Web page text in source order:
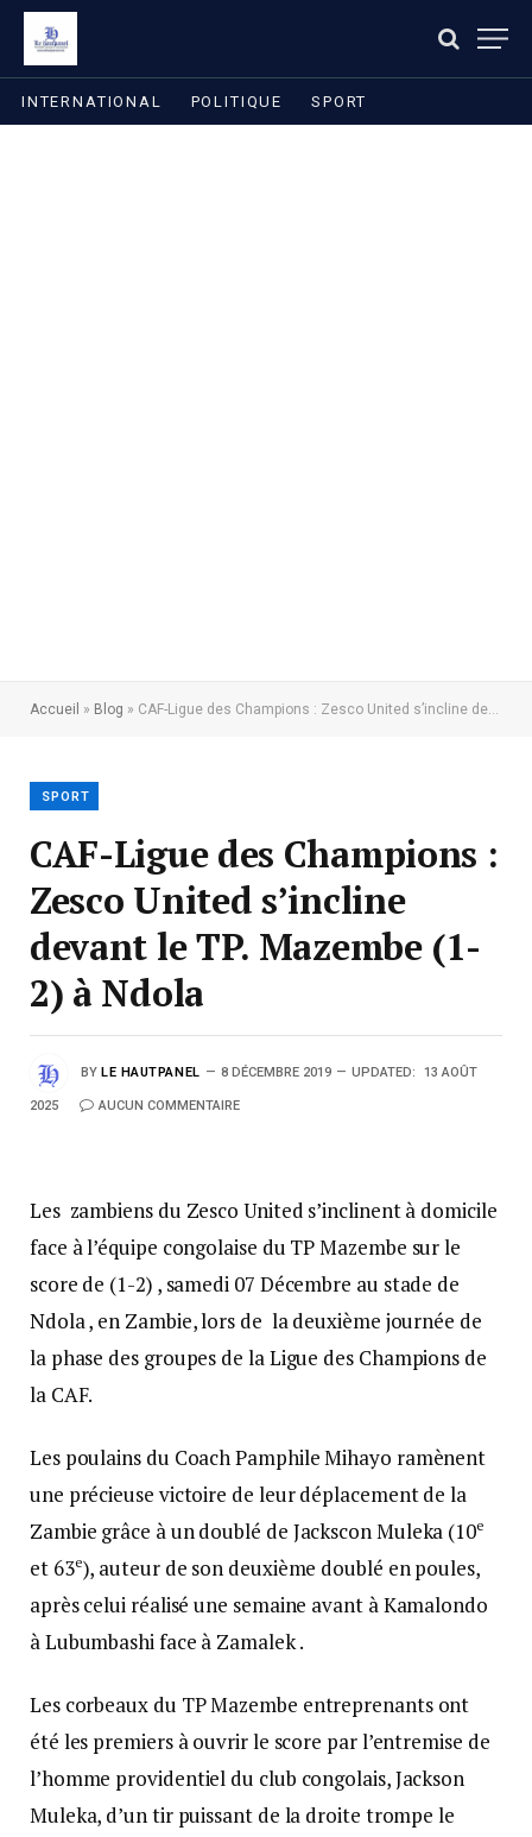
INTERNATIONAL POLITIQUE SPORT
Accueil » Blog » CAF-Ligue des Champions : Zesco United s’incline devant le TP. Mazembe (1-2) à Ndola
SPORT
CAF-Ligue des Champions :
Zesco United s’incline
devant le TP. Mazembe (1-
2) à Ndola
BY LE HAUTPANEL 8 DÉCEMBRE 2019 UPDATED: 13 AOÛT
2025 AUCUN COMMENTAIRE
Les zambiens du Zesco United s’inclinent à domicile
face à l’équipe congolaise du TP Mazembe sur le
score de (1-2) , samedi 07 Décembre au stade de
Ndola , en Zambie, lors de la deuxième journée de
la phase des groupes de la Ligue des Champions de
la CAF.
Les poulains du Coach Pamphile Mihayo ramènent
une précieuse victoire de leur déplacement de la
Zambie grâce à un doublé de Jackscon Muleka (10e
et 63e), auteur de son deuxième doublé en poules,
après celui réalisé une semaine avant à Kamalondo
à Lubumbashi face à Zamalek .
Les corbeaux du TP Mazembe entreprenants ont
été les premiers à ouvrir le score par l’entremise de
l’homme providentiel du club congolais, Jackson
Muleka, d’un tir puissant de la droite trompe le